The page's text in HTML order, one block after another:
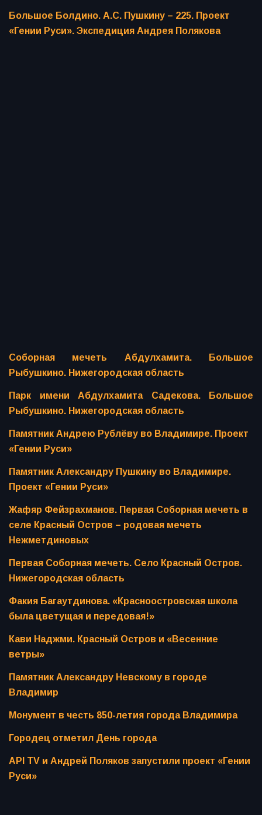
Большое Болдино. А.С. Пушкину – 225. Проект
«Гении Руси». Экспедиция Андрея Полякова
Соборная мечеть Абдулхамита. Большое
Рыбушкино. Нижегородская область
Парк имени Абдулхамита Садекова. Большое
Рыбушкино. Нижегородская область
Памятник Андрею Рублёву во Владимире. Проект
«Гении Руси»
Памятник Александру Пушкину во Владимире.
Проект «Гении Руси»
Жафяр Фейзрахманов. Первая Соборная мечеть в
селе Красный Остров – родовая мечеть
Нежметдиновых
Первая Соборная мечеть. Село Красный Остров.
Нижегородская область
Факия Багаутдинова. «Красноостровская школа
была цветущая и передовая!»
Кави Наджми. Красный Остров и «Весенние
ветры»
Памятник Александру Невскому в городе
Владимир
Монумент в честь 850-летия города Владимира
Городец отметил День города
API TV и Андрей Поляков запустили проект «Гении
Руси»